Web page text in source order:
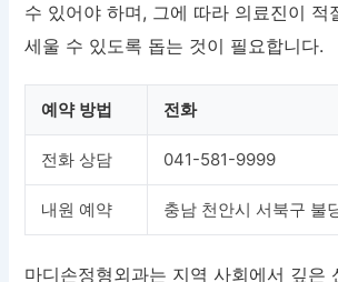
수 있어야 하며, 그에 따라 의료진이 적
세울 수 있도록 돕는 것이 필요합니다.
예약 방법 전화
전화 상담 041-581-9999
내원 예약 충남 천안시 서북구 불
마디손정형외과는 지역 사회에서 깊은